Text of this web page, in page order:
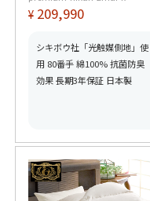
以上) 合掛1.4kg、肌掛
ムゴールド取得】【グッ
ドふとんマーク取得】
¥ 209,990
シキボウ社「光触媒側地」使
用 80番手 綿100% 抗菌防臭
効果 長期3年保証 日本製